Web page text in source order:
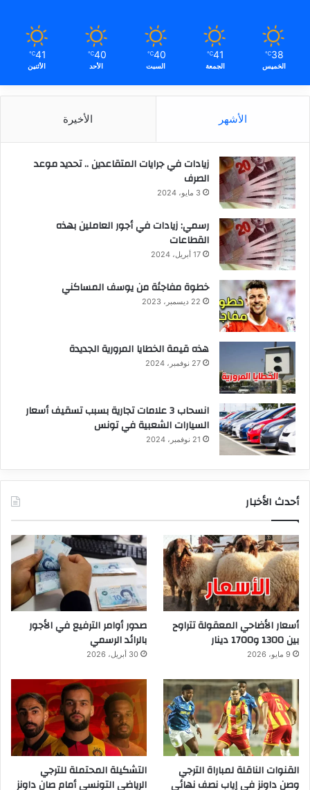
38
℃
الخميس
41
℃
الجمعة
40
℃
السبت
40
℃
الأحد
41
℃
الأثنين
الأشهر الأخيرة
زيادات في جرايات المتقاعدين .. تحديد موعد
الصرف
3 مايو، 2024
رسمي: زيادات في أجور العاملين بهذه
القطاعات
17 أبريل، 2024
خطوة مفاجئة من يوسف المساكني
22 ديسمبر، 2023
هذه قيمة الخطايا المرورية الجديدة
27 نوفمبر، 2024
انسحاب 3 علامات تجارية بسبب تسقيف أسعار
السيارات الشعبية في تونس
21 نوفمبر، 2024
أحدث الأخبار
أسعار الأضاحي المعقولة تتراوح
بين 1300 و1700 دينار
9 مايو، 2026
صدور أوامر الترفيع في الأجور
بالرائد الرسمي
30 أبريل، 2026
القنوات الناقلة لمباراة الترجي
وصن داونز في إياب نصف نهائي
التشكيلة المحتملة للترجي
الرياضي التونسي أمام صان داونز